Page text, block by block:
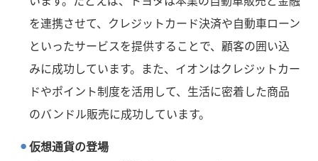
を連携させて、クレジットカード決済や自動車ローン
といったサービスを提供することで、顧客の囲い込
みに成功しています。また、イオンはクレジットカー
ドやポイント制度を活用して、生活に密着した商品
のバンドル販売に成功しています。
仮想通貨の登場